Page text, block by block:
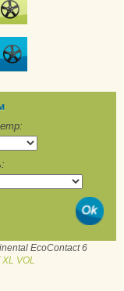
EcoContact 6
VOL